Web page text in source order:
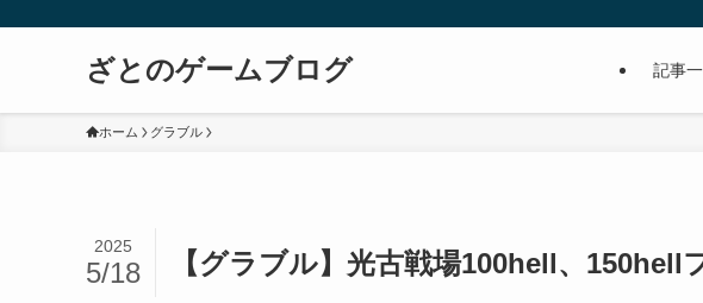
ざとのゲームブログ 記事
ホーム グラブル
【グラブル】光古戦場100hell、
2025
5/18